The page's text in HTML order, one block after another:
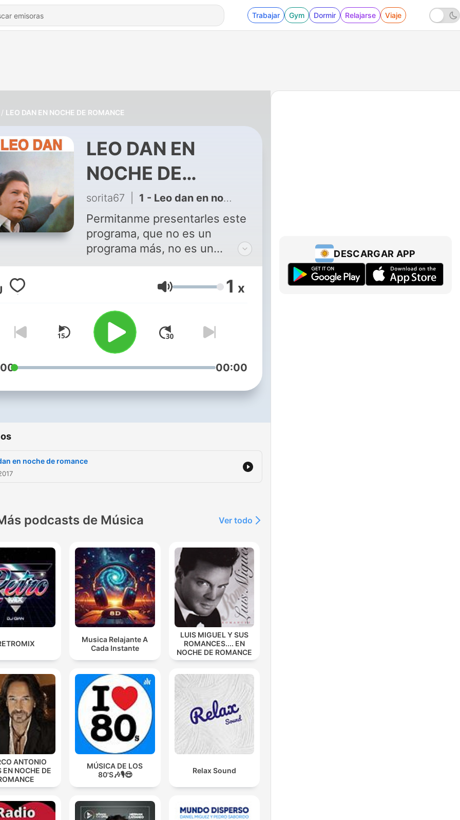
Trabajar Gym Dormir Relajarse Viaje
LEO DAN EN NOCHE DE ROMANCE
LEO DAN EN
NOCHE DE
ROMANCE
sorita67 1 - Leo dan en noche de romance
Permitanme presentarles este
programa, que no es un
programa más, no es un
programa cualquiera. En esta
noche de Romance quiero
regalarles una parte de un gran
artista de todos los tiempos,
un clásico en vida. Es Leo Dan,
los invito a disfrutar de sus
bellas canciones Puedes
disfrutar de este programa y
Soritaradio1.blogspot.com O
Soritaradio Somos SoritaRadio
radio That is for you
Volumen 1 x
00:00
en noche de romance
podcasts de Música Ver todo
Musica Relajante A
Cada Instante
LUIS MIGUEL Y SUS
ROMANCES.... EN
NOCHE DE ROMANCE
ANTONIO
EN NOCHE DE
MÚSICA DE LOS
80'S🎶🎙️😎
Relax Sound
DESCARGAR APP